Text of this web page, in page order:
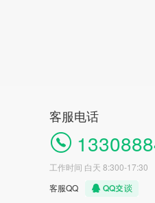
客服电话
工作时间 白天 8:300-17:30
客服QQ